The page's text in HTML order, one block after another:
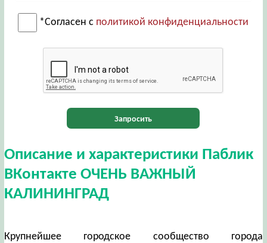
*Согласен с политикой конфиденциальности
Запросить
Описание и характеристики Паблик
ВКонтакте ОЧЕНЬ ВАЖНЫЙ
КАЛИНИНГРАД
Крупнейшее городское сообщество города